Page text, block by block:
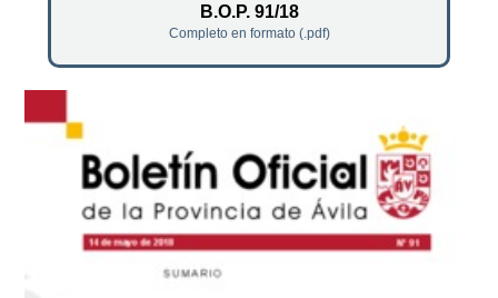
B.O.P. 91/18
Completo en formato (.pdf)